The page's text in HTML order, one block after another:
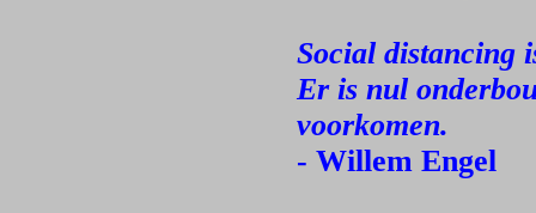
Social distancing
Er is nul
voorkomen.
- Willem Engel